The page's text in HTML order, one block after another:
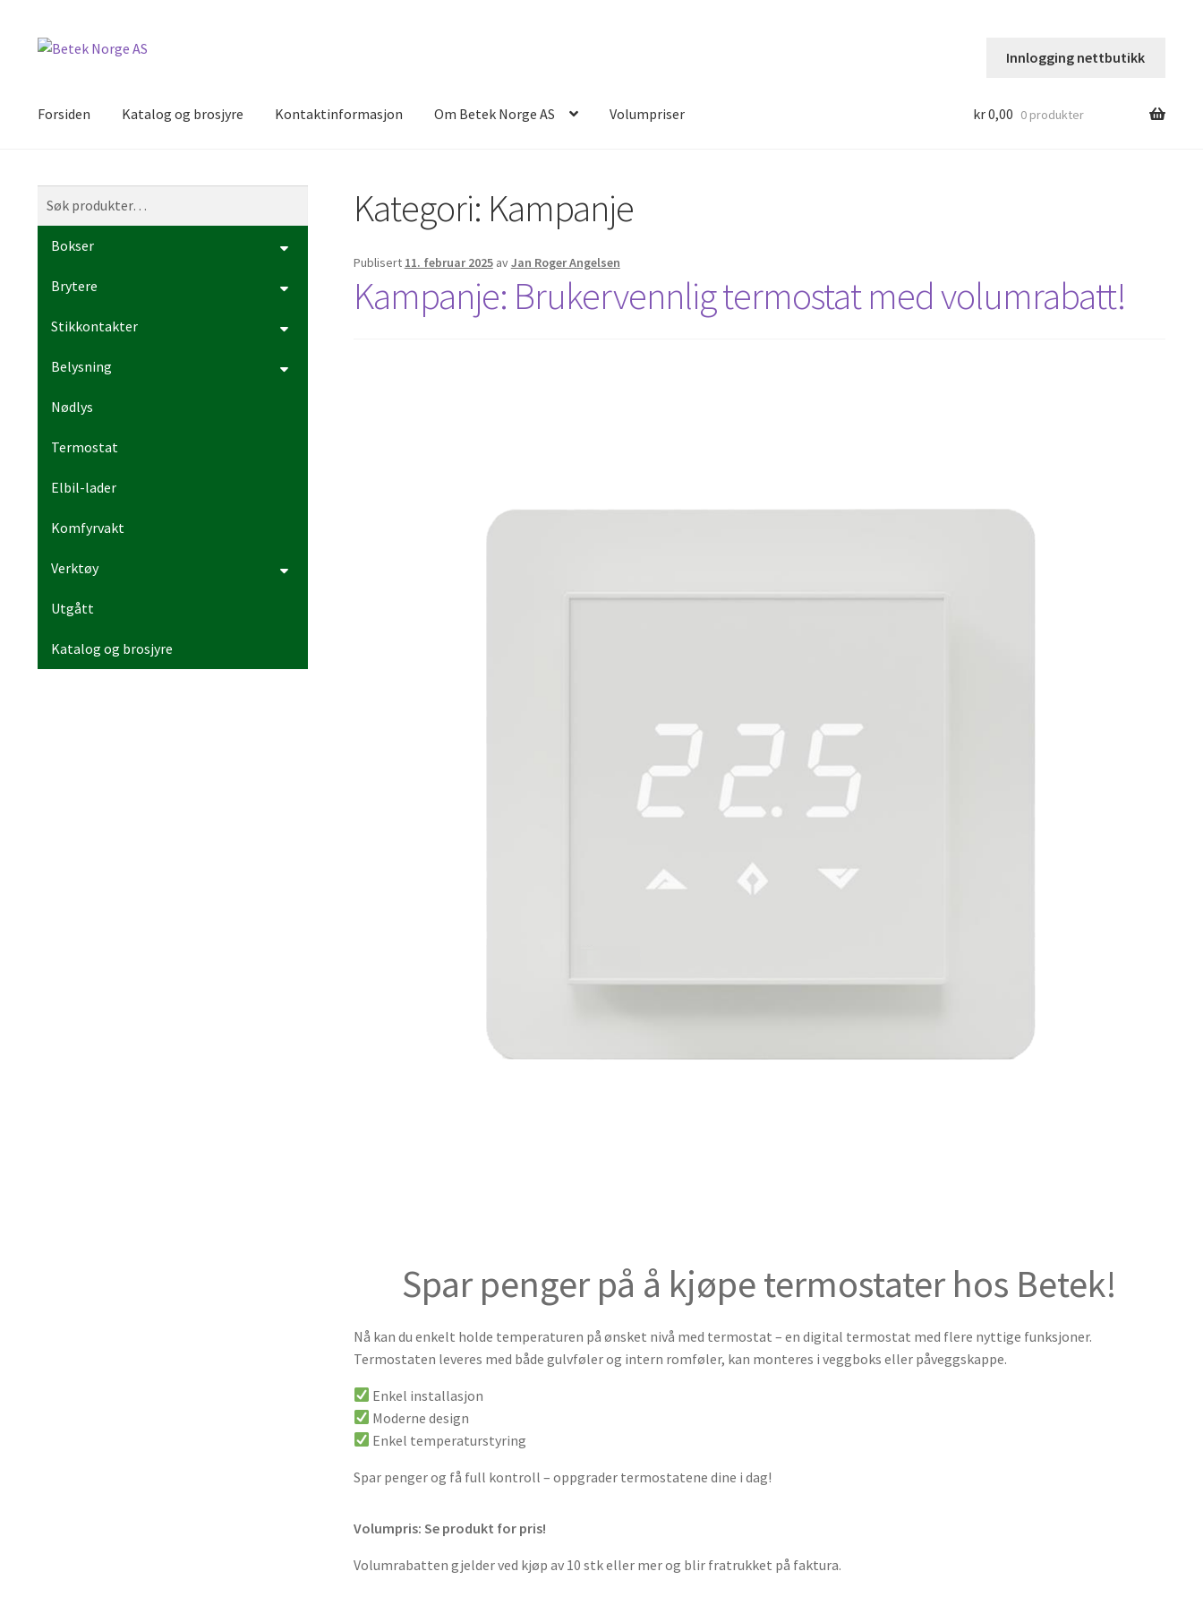
Hopp
Hopp
Innlogging nettbutikk
Forsiden Katalog og brosjyre Kontaktinformasjon Om Betek Norge AS Volumpriser kr0,00 0 produkter
Kategori: Kampanje
Publisert 11. februar 2025 avJan Roger Angelsen
Kampanje: Brukervennlig termostat med volumrabatt!
Spar penger på å kjøpe termostater hos Betek!
Nå kan du enkelt holde temperaturen på ønsket nivå med termostat – en digital termostat med flere nyttige funksjoner.
Termostaten leveres med både gulvføler og intern romføler, kan monteres i veggboks eller påveggskappe.
Enkel installasjon
Moderne design
Enkel temperaturstyring
Spar penger og få full kontroll – oppgrader termostatene dine i dag!
Volumpris: Se produkt for pris!
Volumrabatten gjelder ved kjøp av 10 stk eller mer og blir fratrukket på faktura.
Bokser
Brytere
Stikkontakter
Belysning
Nødlys
Termostat
Elbil-lader
Komfyrvakt
Verktøy
Utgått
Katalog og brosjyre